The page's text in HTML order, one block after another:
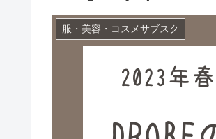
服・美容・コスメサブスク